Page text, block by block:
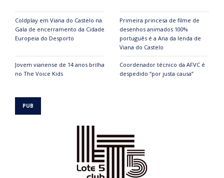
Coldplay em Viana do Castelo na
Gala de encerramento da Cidade
Europeia do Desporto
Primeira princesa de filme de
desenhos animados 100%
português é a Ana da lenda de
Viana do Castelo
Jovem vianense de 14 anos brilha
no The Voice Kids
Coordenador técnico da AFVC é
despedido “por justa causa”